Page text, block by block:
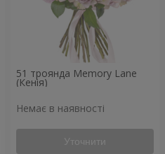
51 троянда Memory Lane
(Кенія)
Немає в наявності
Уточнити